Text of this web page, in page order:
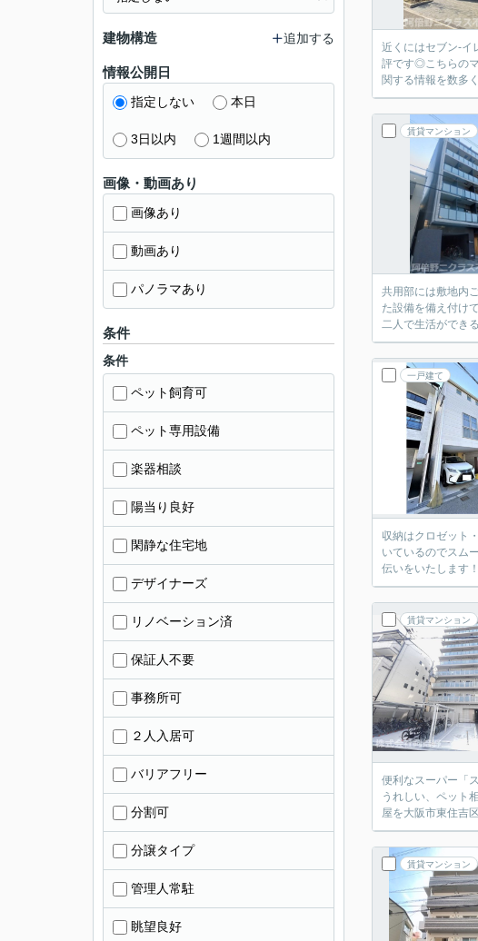
近くにはセブン-イ
評です◎こちらの
関する情報を数多
賃貸マンション
共用部には敷地内
た設備を備え付け
二人で生活ができ
一戸建て
収納はクロゼット
いているのでスム
伝いをいたします
賃貸マンション
便利なスーパー「
うれしい、ペット
屋を大阪市東住吉
賃貸マンション
建物構造 追加する
情報公開日
指定しない 本日
3日以内 1週間以内
画像・動画あり
画像あり
動画あり
パノラマあり
条件
条件
ペット飼育可
ペット専用設備
楽器相談
陽当り良好
閑静な住宅地
デザイナーズ
リノベーション済
保証人不要
事務所可
２人入居可
バリアフリー
分割可
分譲タイプ
管理人常駐
眺望良好